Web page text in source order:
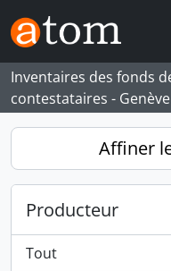
Skip to main content
Inventaires des fonds
contestataires - Genève
Affiner
Producteur
Tout